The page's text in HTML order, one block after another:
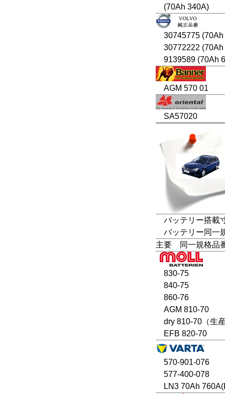
(70Ah 340A)
30745775
30772222
9139589 (70Ah
AGM 570 01
SA57020
バッテリー搭載
バッテリー同一
主要 同一規格品
830-75
840-75
860-76
AGM 810-70
dry 810-70（生
EFB 820-70
570-901-076
577-400-078
LN3 70Ah